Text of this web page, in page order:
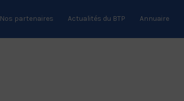
Nos partenaires Actualités du BTP Annuaire